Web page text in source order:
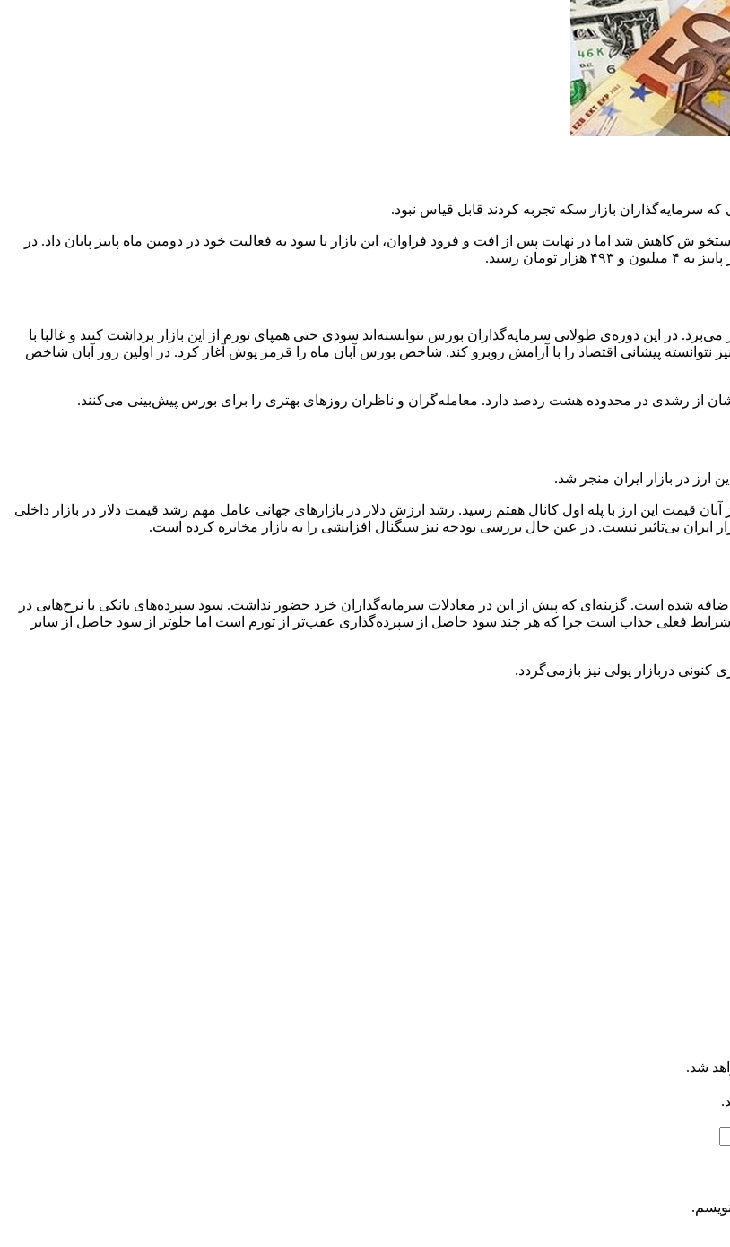
که سرمایه‌گذاران بازار سکه تجربه کردند قابل قیاس نبود.
ش کاهش شد اما در نهایت پس از افت و فرود فراوان، این بازار با سود به فعالیت خود در دومین ماه پاییز پایان داد. در
فوق‌العاده و خاص به سر می‌برد. در این دوره‌ی طولانی سرمایه‌گذاران بورس نتوانسته‌اند سودی حتی همپای تورم از این بازار برداشت کنند و غالبا با
نتوانسته پیشانی اقتصاد را با آرامش روبرو کند. شاخص بورس آبان ماه را قرمز پوش آغاز کرد. در اولین روز آبان شاخص
ارز در بازار ایران منجر شد.
۶۴ هزار و ۸۸۵ تومان بود اما در آخرین روز آبان قیمت این ارز با پله اول کانال هفتم رسید. رشد ارزش دلار در بازارهای جهانی عامل مهم رشد قیمت دلار در بازار داخلی
ایران بی‌تاثیر نیست. در عین حال بررسی بودجه نیز سیگنال افزایشی را به بازار مخابره کرده است.
شده است. گزینه‌ای که پیش از این در معادلات سرمایه‌گذاران خرد حضور نداشت. سود سپرده‌های بانکی با نرخ‌هایی در
فعلی جذاب است چرا که هر چند سود حاصل از سپرده‌گذاری عقب‌تر از تورم است اما جلوتر از سود حاصل از سایر
دربازار پولی نیز بازمی‌گردد.
شد.